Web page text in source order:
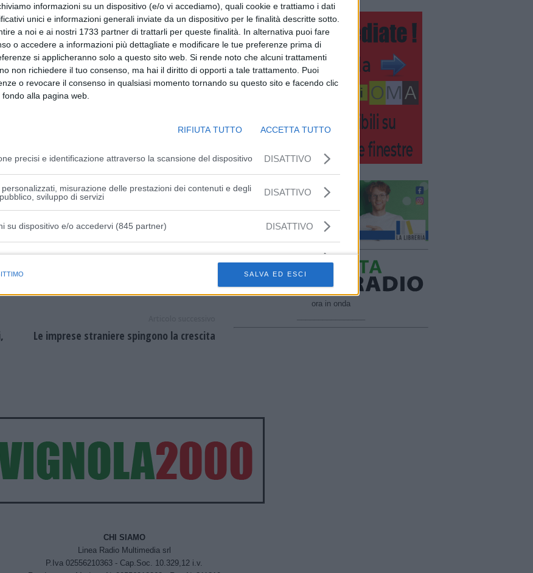
informazioni su un dispositivo (e/o vi accediamo), quali cookie e trattiamo i dati
unici e informazioni generali inviate da un dispositivo per le finalità descritte sotto.
a noi e ai nostri 1733 partner di trattarli per queste finalità. In alternativa puoi fare
o accedere a informazioni più dettagliate e modificare le tue preferenze prima di
si applicheranno solo a questo sito web. Si rende noto che alcuni trattamenti
non richiedere il tuo consenso, ma hai il diritto di opporti a tale trattamento. Puoi
o revocare il consenso in qualsiasi momento tornando su questo sito e facendo clic
alla pagina web.
RIFIUTA TUTTO ACCETTA TUTTO
precisi e identificazione attraverso la scansione del dispositivo DISATTIVO
misurazione delle prestazioni dei contenuti e degli
sviluppo di servizi
DISATTIVO
su dispositivo e/o accedervi (845 partner) DISATTIVO
speciali
SALVA ED ESCI
ha lasciato in breve tempo spazio a una
e di avveduti comportamenti individuali, che ci
nella storia recente dell’umanità. La
i ritmi di una rinnovata vita della nostra comunità,
ha continuato Mattarella. “In questa giornata
abbiamo l’occasione per ricordare i tanti che non ci
alla salvaguardia della salute collettiva, al
sanitario, pubblici amministratori, donne e uomini
volontari, hanno costituito un caposaldo su cui
gratitudine.
responsabili gli uni degli altri, che la stragrande
di possedere, costituiscono un patrimonio prezioso
non disperdere” ha concluso il Presidente della
Le imprese straniere spingono la crescita
ora in onda
CHI SIAMO
Linea Radio Multimedia srl
P.Iva 02556210363 - Cap.Soc. 10.329,12 i.v.